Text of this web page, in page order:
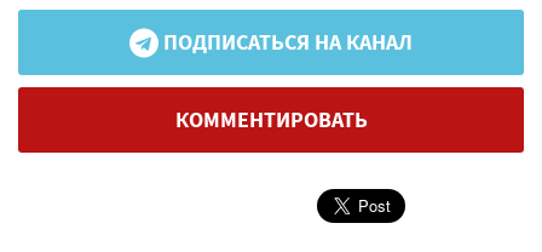
ПОДПИСАТЬСЯ НА КАНАЛ
КОММЕНТИРОВАТЬ